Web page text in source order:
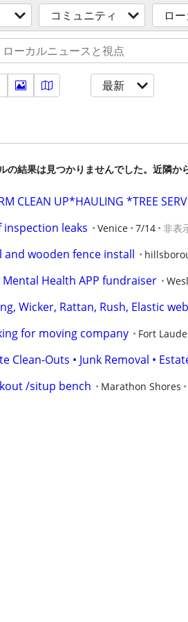
コミュニティ ロ
最新
の結果は見つかりませんでした。近隣か
CLEAN UP*HAULING *TREE
inspection leaks Venice 7/14 非表
and wooden fence install
Mental Health APP fundraiser
Wicker, Rattan, Rush, Elastic
for moving company Fort
Clean-Outs • Junk Removal •
/situp bench Marathon Shores